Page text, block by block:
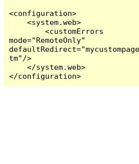
<configuration>
    <system.web>
        <customErrors
mode="RemoteOnly"
tm"/>
    </system.web>
</configuration>